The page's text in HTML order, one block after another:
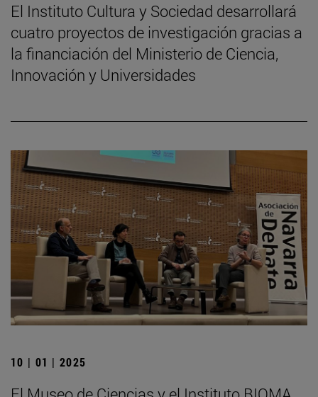
El Instituto Cultura y Sociedad desarrollará
cuatro proyectos de investigación gracias a
la financiación del Ministerio de Ciencia,
Innovación y Universidades
10 | 01 | 2025